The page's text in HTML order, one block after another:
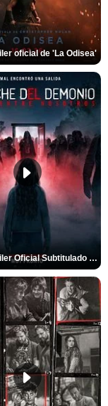
oficial de 'La Odisea'
Primer Tráiler Oficial Subtitulado de 'La Noche Del Demonio: Están Entre Nosotros'